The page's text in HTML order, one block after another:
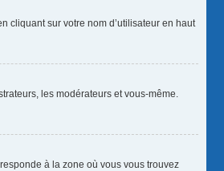
cliquant sur votre nom d’utilisateur en haut
les modérateurs et vous-même.
à la zone où vous vous trouvez